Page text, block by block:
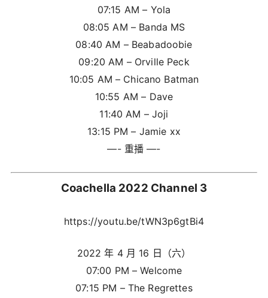
07:15 AM – Yola
08:05 AM – Banda MS
08:40 AM – Beabadoobie
09:20 AM – Orville Peck
10:05 AM – Chicano Batman
10:55 AM – Dave
11:40 AM – Joji
13:15 PM – Jamie xx
—- 重播 —-
Coachella 2022 Channel 3
https://youtu.be/tWN3p6gtBi4
2022 年 4 月 16 日（六）
07:00 PM – Welcome
07:15 PM – The Regrettes